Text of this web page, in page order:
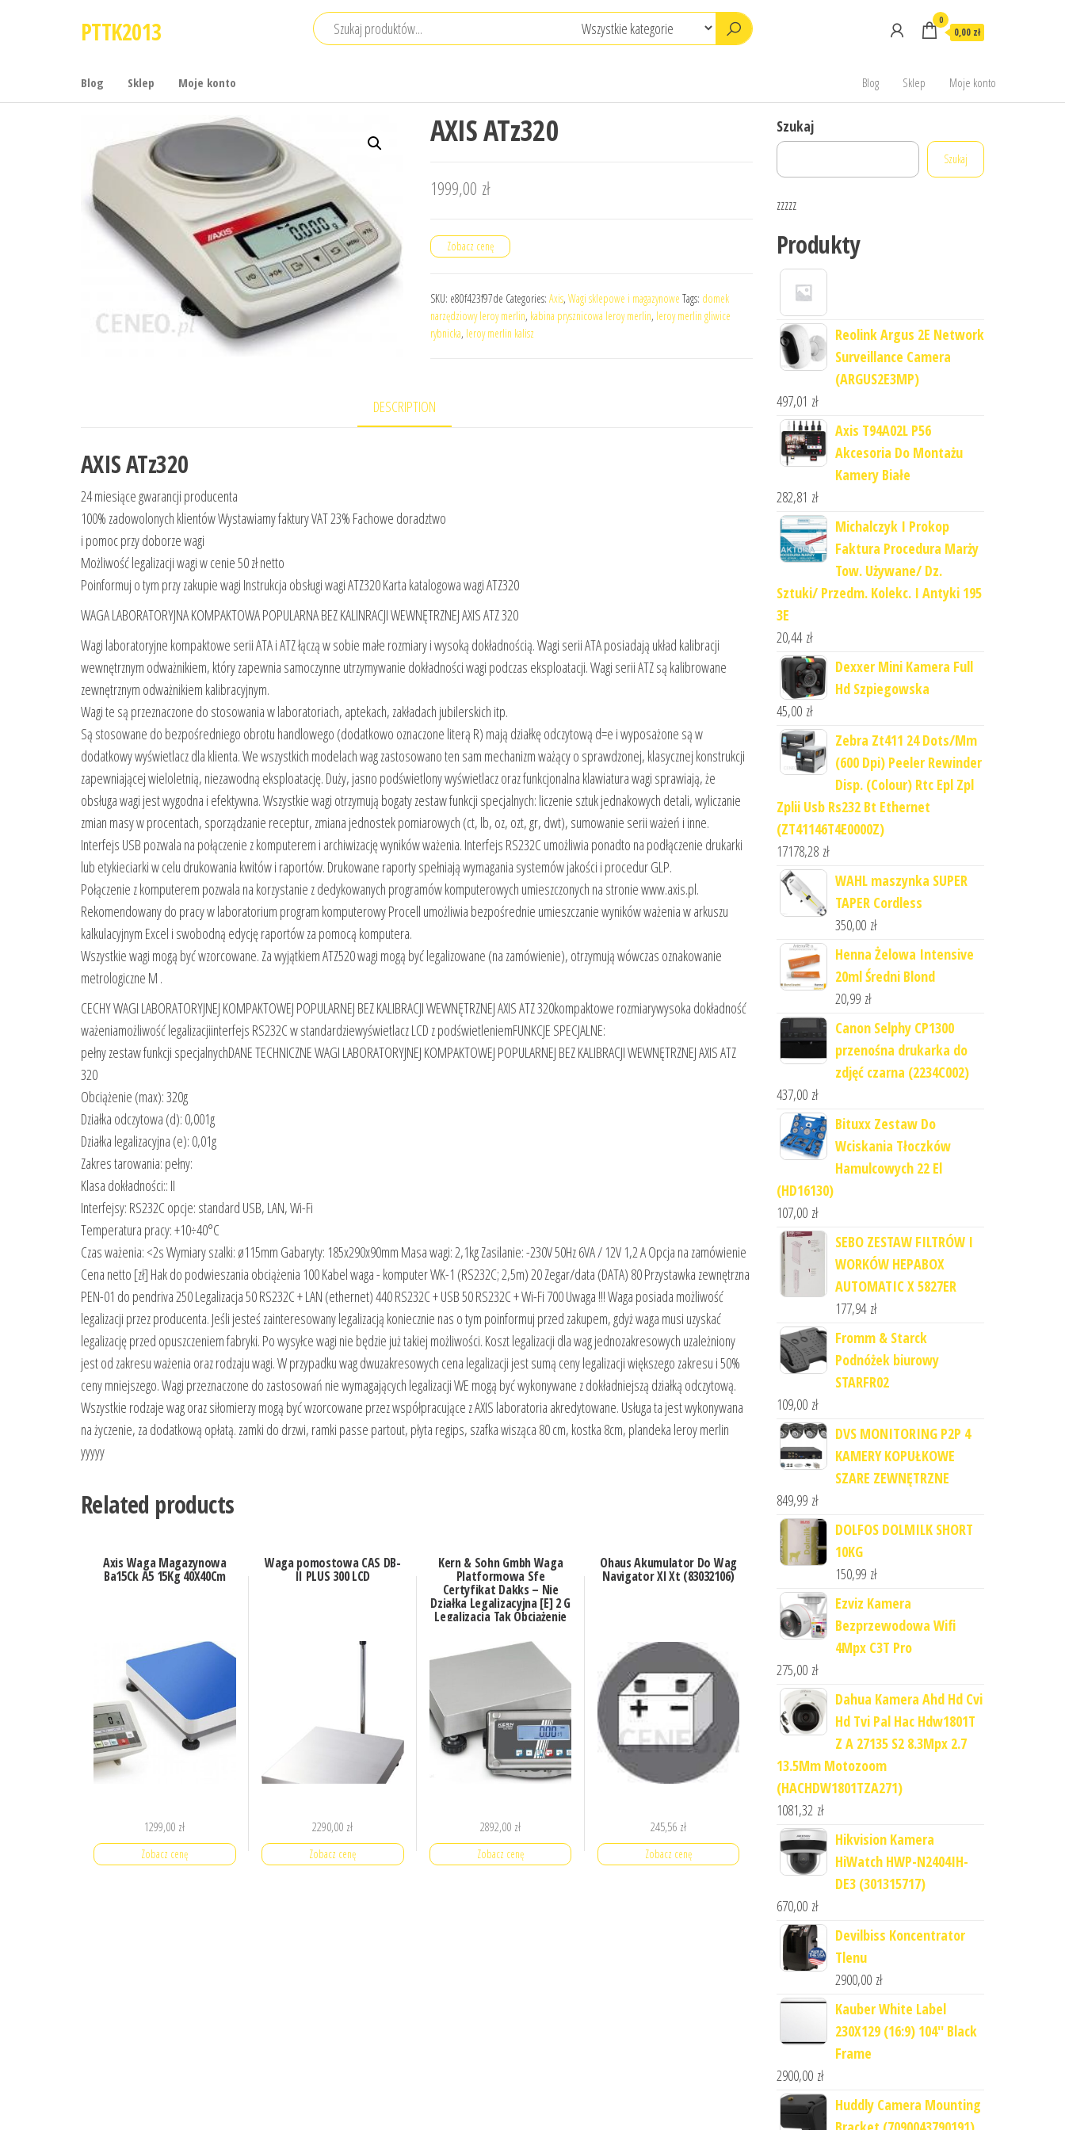
PTTK2013 0
0,00 zł
Blog Sklep Moje konto Blog Sklep Moje konto
AXIS ATz320
1999,00 zł
Zobacz cenę
SKU: e80f423f97de Categories: Axis, Wagi sklepowe i magazynowe Tags: domek
narzędziowy leroy merlin, kabina prysznicowa leroy merlin, leroy merlin gliwice
rybnicka, leroy merlin kalisz
DESCRIPTION
AXIS ATz320
24 miesiące gwarancji producenta
100% zadowolonych klientów Wystawiamy faktury VAT 23% Fachowe doradztwo
i pomoc przy doborze wagi
Możliwość legalizacji wagi w cenie 50 zł netto
Poinformuj o tym przy zakupie wagi Instrukcja obsługi wagi ATZ320 Karta katalogowa wagi ATZ320
WAGA LABORATORYJNA KOMPAKTOWA POPULARNA BEZ KALINRACJI WEWNĘTRZNEJ AXIS ATZ 320
Wagi laboratoryjne kompaktowe serii ATA i ATZ łączą w sobie małe rozmiary i wysoką dokładnością. Wagi serii ATA posiadają układ kalibracji
wewnętrznym odważnikiem, który zapewnia samoczynne utrzymywanie dokładności wagi podczas eksploatacji. Wagi serii ATZ są kalibrowane
zewnętrznym odważnikiem kalibracyjnym.
Wagi te są przeznaczone do stosowania w laboratoriach, aptekach, zakładach jubilerskich itp.
Są stosowane do bezpośredniego obrotu handlowego (dodatkowo oznaczone literą R) mają działkę odczytową d=e i wyposażone są w
dodatkowy wyświetlacz dla klienta. We wszystkich modelach wag zastosowano ten sam mechanizm ważący o sprawdzonej, klasycznej konstrukcji
zapewniającej wieloletnią, niezawodną eksploatację. Duży, jasno podświetlony wyświetlacz oraz funkcjonalna klawiatura wagi sprawiają, że
obsługa wagi jest wygodna i efektywna. Wszystkie wagi otrzymują bogaty zestaw funkcji specjalnych: liczenie sztuk jednakowych detali, wyliczanie
zmian masy w procentach, sporządzanie receptur, zmiana jednostek pomiarowych (ct, lb, oz, ozt, gr, dwt), sumowanie serii ważeń i inne.
Interfejs USB pozwala na połączenie z komputerem i archiwizację wyników ważenia. Interfejs RS232C umożliwia ponadto na podłączenie drukarki
lub etykieciarki w celu drukowania kwitów i raportów. Drukowane raporty spełniają wymagania systemów jakości i procedur GLP.
Połączenie z komputerem pozwala na korzystanie z dedykowanych programów komputerowych umieszczonych na stronie www.axis.pl.
Rekomendowany do pracy w laboratorium program komputerowy Procell umożliwia bezpośrednie umieszczanie wyników ważenia w arkuszu
kalkulacyjnym Excel i swobodną edycję raportów za pomocą komputera.
Wszystkie wagi mogą być wzorcowane. Za wyjątkiem ATZ520 wagi mogą być legalizowane (na zamówienie), otrzymują wówczas oznakowanie
metrologiczne M .
CECHY WAGI LABORATORYJNEJ KOMPAKTOWEJ POPULARNEJ BEZ KALIBRACJI WEWNĘTRZNEJ AXIS ATZ 320kompaktowe rozmiarywysoka dokładność
ważeniamożliwość legalizacjiinterfejs RS232C w standardziewyświetlacz LCD z podświetleniemFUNKCJE SPECJALNE:
pełny zestaw funkcji specjalnychDANE TECHNICZNE WAGI LABORATORYJNEJ KOMPAKTOWEJ POPULARNEJ BEZ KALIBRACJI WEWNĘTRZNEJ AXIS ATZ
320
Obciążenie (max): 320g
Działka odczytowa (d): 0,001g
Działka legalizacyjna (e): 0,01g
Zakres tarowania: pełny:
Klasa dokładności:: II
Interfejsy: RS232C opcje: standard USB, LAN, Wi-Fi
Temperatura pracy: +10÷40°C
Czas ważenia: <2s Wymiary szalki: ø115mm Gabaryty: 185x290x90mm Masa wagi: 2,1kg Zasilanie: -230V 50Hz 6VA / 12V 1,2 A Opcja na zamówienie
Cena netto [zł] Hak do podwieszania obciążenia 100 Kabel waga - komputer WK-1 (RS232C; 2,5m) 20 Zegar/data (DATA) 80 Przystawka zewnętrzna
PEN-01 do pendriva 250 Legalizacja 50 RS232C + LAN (ethernet) 440 RS232C + USB 50 RS232C + Wi-Fi 700 Uwaga !!! Waga posiada możliwość
legalizacji przez producenta. Jeśli jesteś zainteresowany legalizacją koniecznie nas o tym poinformuj przed zakupem, gdyż waga musi uzyskać
legalizację przed opuszczeniem fabryki. Po wysyłce wagi nie będzie już takiej możliwości. Koszt legalizacji dla wag jednozakresowych uzależniony
jest od zakresu ważenia oraz rodzaju wagi. W przypadku wag dwuzakresowych cena legalizacji jest sumą ceny legalizacji większego zakresu i 50%
ceny mniejszego. Wagi przeznaczone do zastosowań nie wymagających legalizacji WE mogą być wykonywane z dokładniejszą działką odczytową.
Wszystkie rodzaje wag oraz siłomierzy mogą być wzorcowane przez współpracujące z AXIS laboratoria akredytowane. Usługa ta jest wykonywana
na życzenie, za dodatkową opłatą. zamki do drzwi, ramki passe partout, płyta regips, szafka wisząca 80 cm, kostka 8cm, plandeka leroy merlin
yyyyy
Related products
Axis Waga Magazynowa
Ba15Ck A5 15Kg 40X40Cm
1299,00 zł
Zobacz cenę
Waga pomostowa CAS DB-
II PLUS 300 LCD
2290,00 zł
Zobacz cenę
Kern & Sohn Gmbh Waga
Platformowa Sfe
Certyfikat Dakks – Nie
Działka Legalizacyjna [E] 2 G
Legalizacja Tak Obciążenie
Powierzchn
2892,00 zł
Zobacz cenę
Ohaus Akumulator Do Wag
Navigator Xl Xt (83032106)
245,56 zł
Zobacz cenę
Szukaj
Szukaj
zzzzz
Produkty
Reolink Argus 2E Network
Surveillance Camera
(ARGUS2E3MP)
497,01 zł
Axis T94A02L P56
Akcesoria Do Montażu
Kamery Białe
282,81 zł
Michalczyk I Prokop
Faktura Procedura Marży
Tow. Używane/ Dz.
Sztuki/ Przedm. Kolekc. I Antyki 195
3E
20,44 zł
Dexxer Mini Kamera Full
Hd Szpiegowska
45,00 zł
Zebra Zt411 24 Dots/Mm
(600 Dpi) Peeler Rewinder
Disp. (Colour) Rtc Epl Zpl
Zplii Usb Rs232 Bt Ethernet
(ZT41146T4E0000Z)
17178,28 zł
WAHL maszynka SUPER
TAPER Cordless
350,00 zł
Henna Żelowa Intensive
20ml Średni Blond
20,99 zł
Canon Selphy CP1300
przenośna drukarka do
zdjęć czarna (2234C002)
437,00 zł
Bituxx Zestaw Do
Wciskania Tłoczków
Hamulcowych 22 El
(HD16130)
107,00 zł
SEBO ZESTAW FILTRÓW I
WORKÓW HEPABOX
AUTOMATIC X 5827ER
177,94 zł
Fromm & Starck
Podnóżek biurowy
STARFR02
109,00 zł
DVS MONITORING P2P 4
KAMERY KOPUŁKOWE
SZARE ZEWNĘTRZNE
849,99 zł
DOLFOS DOLMILK SHORT
10KG
150,99 zł
Ezviz Kamera
Bezprzewodowa Wifi
4Mpx C3T Pro
275,00 zł
Dahua Kamera Ahd Hd Cvi
Hd Tvi Pal Hac Hdw1801T
Z A 27135 S2 8.3Mpx 2.7
13.5Mm Motozoom
(HACHDW1801TZA271)
1081,32 zł
Hikvision Kamera
HiWatch HWP-N2404IH-
DE3 (301315717)
670,00 zł
Devilbiss Koncentrator
Tlenu
2900,00 zł
Kauber White Label
230X129 (16:9) 104'' Black
Frame
2900,00 zł
Huddly Camera Mounting